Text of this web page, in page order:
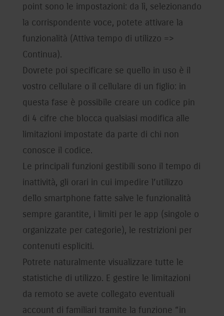
point sono le impostazioni: da lì, selezionando
la corrispondente voce, potete attivare la
funzionalità (Attiva tempo di utilizzo =>
Continua).
Dovrete poi specificare se quello in uso è il
vostro cellulare o il cellulare di un figlio: in
questa fase è possibile creare un codice pin
di 4 cifre che blocca qualsiasi modifica alle
limitazioni impostate da parte di chi non
conosce il codice.
Le principali funzioni gestibili sono il tempo di
inattività, gli orari in cui impedire l’utilizzo
dello smartphone fatte salve le funzionalità
sempre garantite, i limiti per le app (singole o
organizzate per categorie), le restrizioni per
contenuti espliciti.
Potrete naturalmente visualizzare tutte le
statistiche di utilizzo. E gestire le limitazioni
da remoto se avete collegato eventuali
account di familiari tramite la funzione “in